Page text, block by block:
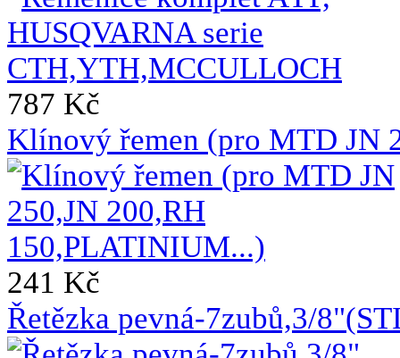
787 Kč
Klínový řemen (pro MTD JN
241 Kč
Řetězka pevná-7zubů,3/